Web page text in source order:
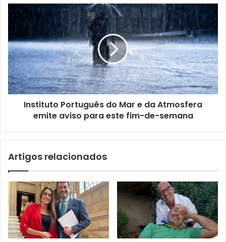
Instituto Português do Mar e da Atmosfera
emite aviso para este fim-de-semana
Artigos relacionados